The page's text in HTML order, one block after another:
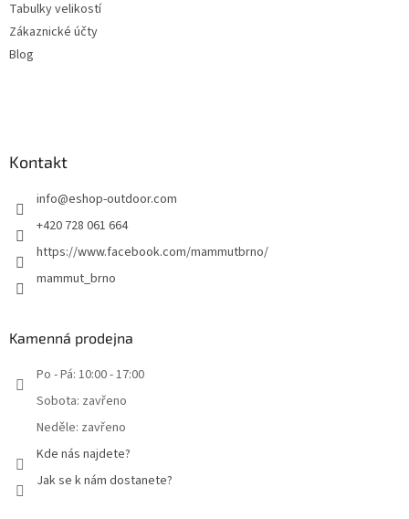
Tabulky velikostí
Zákaznické účty
Blog
Kontakt
info@eshop-outdoor.com
+420 728 061 664
https://www.facebook.com/mammutbrno/
mammut_brno
Kamenná prodejna
Po - Pá: 10:00 - 17:00
Sobota: zavřeno
Neděle: zavřeno
Kde nás najdete?
Jak se k nám dostanete?